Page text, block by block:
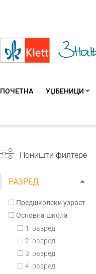
ПОЧЕТНА УЏБЕНИЦИ
Поништи филтере
РАЗРЕД
Предшколски узраст
Основна школа
1. разред
2. разред
3. разред
4. разред